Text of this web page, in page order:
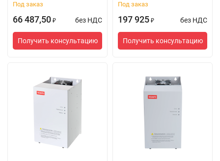
Под заказ
66 487,50 ₽ без НДС
Получить консультацию
Под заказ
197 925 ₽ без НДС
Получить консультацию